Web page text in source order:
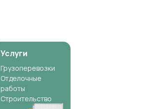
Услуги
Грузоперевозки
Отделочные
работы
Строительство